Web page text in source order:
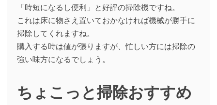
「時短になるし便利」と好評の掃除機ですね。
これは床に物さえ置いておかなければ機械が勝手に
掃除してくれますね。
購入する時は値が張りますが、忙しい方には掃除の
強い味方になるでしょう。
ちょこっと掃除おすすめ